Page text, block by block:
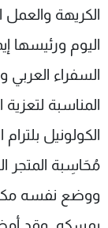
الكريهة
اليوم
السفراء
المناسبة
الكولونيل
مُحَاسِبة المتجر
ووضع نفسه